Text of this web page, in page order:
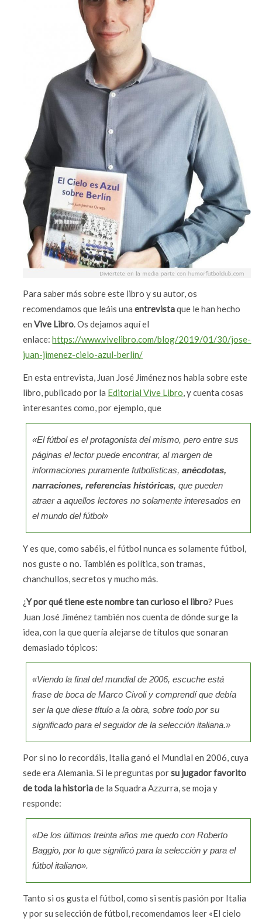
Para saber más sobre este libro y su autor, os
recomendamos que leáis unaentrevistaque le han hecho
enVive Libro . Os dejamos aquí el
enlace:https://www.vivelibro.com/blog/2019/01/30/jose-
juan-jimenez-cielo-azul-berlin/
En esta entrevista, Juan José Jiménez nos habla sobre este
libro, publicado por la Editorial Vive Libro , y cuenta cosas
interesantes como, por ejemplo, que
«El fútbol es el protagonista del mismo, pero entre sus
páginas el lector puede encontrar, al margen de
informaciones puramente futbolísticas,anécdotas,
narraciones, referencias históricas, que pueden
atraer a aquellos lectores no solamente interesados en
el mundo del fútbol»
Y es que, como sabéis, el fútbol nunca es solamente fútbol,
nos guste o no. También es política, son tramas,
chanchullos, secretos y mucho más.
¿Y por qué tiene este nombre tan curioso el libro? Pues
Juan José Jiménez también nos cuenta de dónde surge la
idea, con la que quería alejarse de títulos que sonaran
demasiado tópicos:
«Viendo la final del mundial de 2006, escuche está
frase de boca de Marco Civoli y comprendí que debía
ser la que diese título a la obra, sobre todo por su
significado para el seguidor de la selección italiana.»
Por si no lo recordáis, Italia ganó el Mundial en 2006, cuya
sede era Alemania. Si le preguntas porsu jugador favorito
de toda la historiade la Squadra Azzurra, se moja y
responde:
«De los últimos treinta años me quedo con Roberto
Baggio, por lo que significó para la selección y para el
fútbol italiano».
Tanto si os gusta el fútbol, como si sentís pasión por Italia
y por su selección de fútbol, recomendamos leer «El cielo